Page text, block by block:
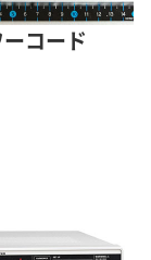
引率35％）
引率 40％）
引率45％）
引率53％）
コード